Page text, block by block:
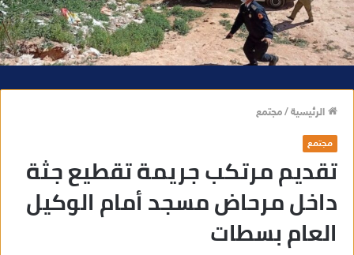
الرئيسية/مجتمع
مجتمع
تقديم مرتكب جريمة تقطيع جثة
داخل مرحاض مسجد أمام الوكيل
العام بسطات